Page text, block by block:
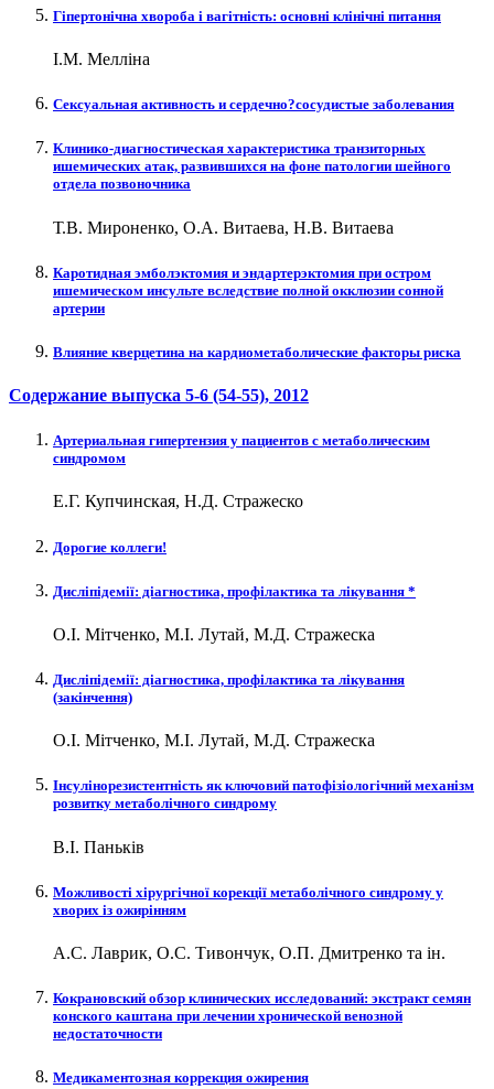
Гіпертонічна хвороба і вагітність: основні клінічні питання
І.М. Мелліна
Сексуальная активность и сердечно?сосудистые заболевания
Клинико-диагностическая характеристика транзиторных
ишемических атак, развившихся на фоне патологии шейного
отдела позвоночника
Т.В. Мироненко, О.А. Витаева, Н.В. Витаева
Каротидная эмболэктомия и эндартерэктомия при остром
ишемическом инсульте вследствие полной окклюзии сонной
артерии
Влияние кверцетина на кардиометаболические факторы риска
Содержание выпуска 5-6 (54-55), 2012
Артериальная гипертензия у пациентов с метаболическим
синдромом
Е.Г. Купчинская, Н.Д. Стражеско
Дорогие коллеги!
Дисліпідемії: діагностика, профілактика та лікування *
О.І. Мітченко, М.І. Лутай, М.Д. Стражеска
Дисліпідемії: діагностика, профілактика та лікування
(закінчення)
О.І. Мітченко, М.І. Лутай, М.Д. Стражеска
Інсулінорезистентність як ключовий патофізіологічний механізм
розвитку метаболічного синдрому
В.І. Паньків
Можливості хірургічної корекції метаболічного синдрому у
хворих із ожирінням
А.С. Лаврик, О.С. Тивончук, О.П. Дмитренко та ін.
Кокрановский обзор клинических исследований: экстракт семян
конского каштана при лечении хронической венозной
недостаточности
Медикаментозная коррекция ожирения